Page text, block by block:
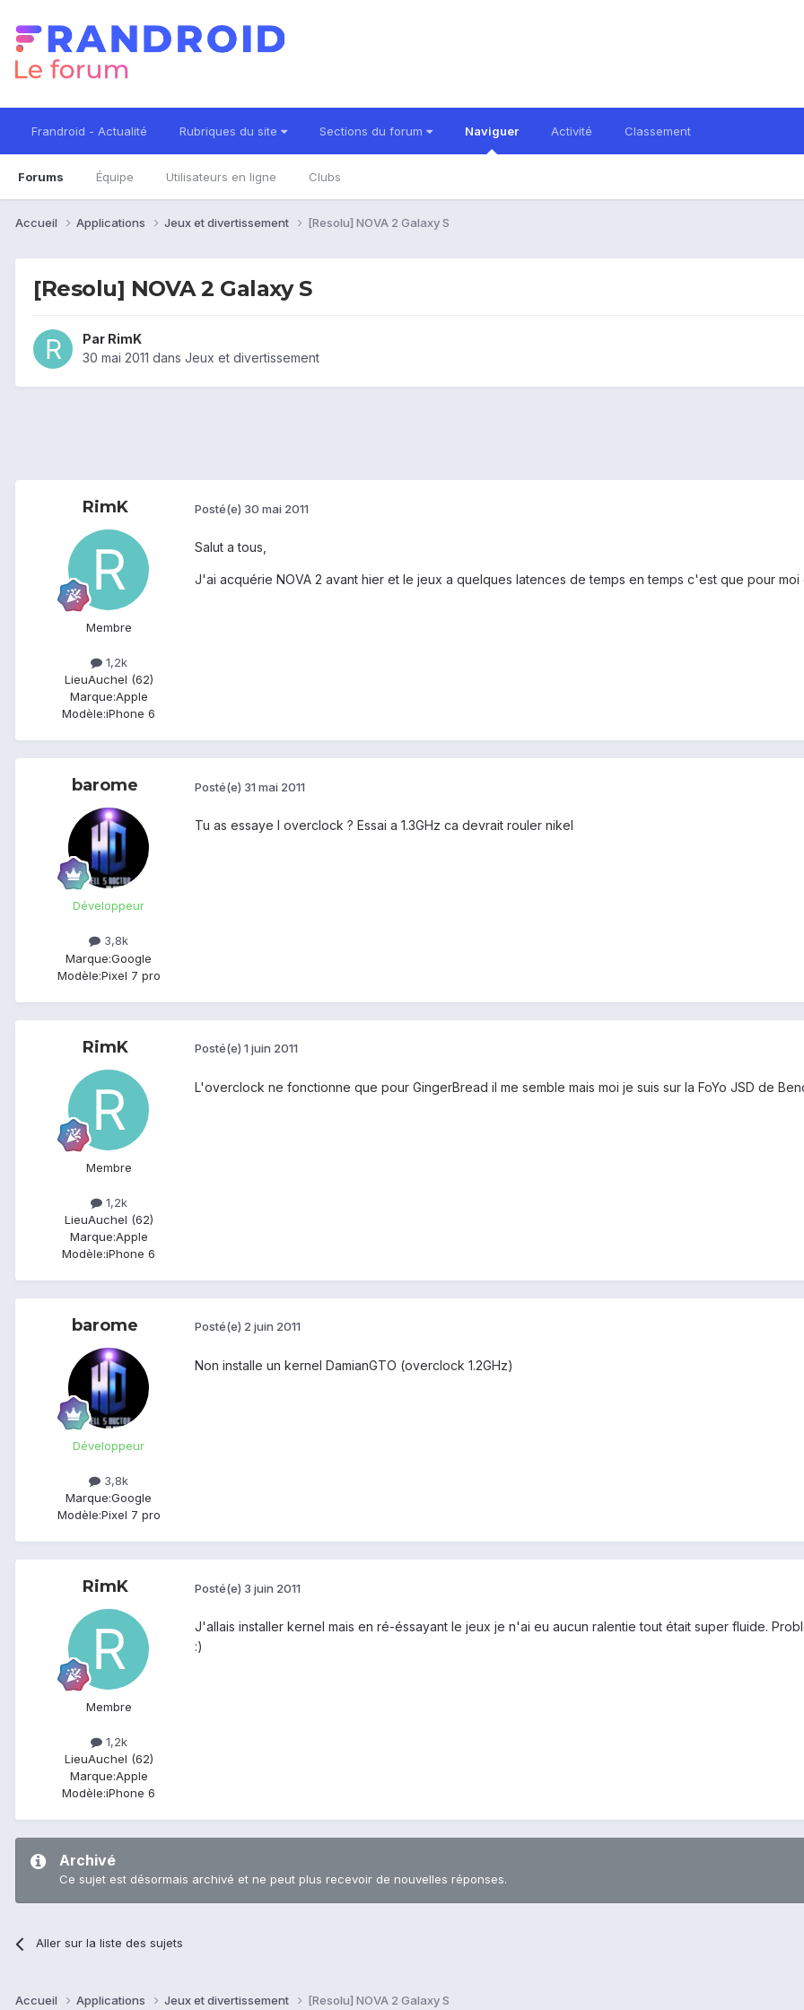
Frandroid - Actualité Rubriques du site Sections du forum Naviguer
Forums Équipe Utilisateurs en ligne Clubs
Activité Classement
Accueil Applications Jeux et divertissement [Resolu] NOVA 2 Galaxy S
[Resolu] NOVA 2 Galaxy S
Par RimK
30 mai 2011 dans Jeux et divertissement
RimK
Membre
1,2k
LieuAuchel (62)
Marque:Apple
Modèle:iPhone 6
Posté(e) 30 mai 2011
Salut a tous,
J'ai acquérie NOVA 2 avant hier et le jeux a quelques latences de temps en temps c'est que pour
barome
Développeur
3,8k
Marque:Google
Modèle:Pixel 7 pro
Posté(e) 31 mai 2011
Tu as essaye l overclock ? Essai a 1.3GHz ca devrait rouler nikel
RimK
Membre
1,2k
LieuAuchel (62)
Marque:Apple
Modèle:iPhone 6
Posté(e) 1 juin 2011
L'overclock ne fonctionne que pour GingerBread il me semble mais moi je suis sur la FoYo JSD de
barome
Développeur
3,8k
Marque:Google
Modèle:Pixel 7 pro
Posté(e) 2 juin 2011
Non installe un kernel DamianGTO (overclock 1.2GHz)
RimK
Membre
1,2k
LieuAuchel (62)
Marque:Apple
Modèle:iPhone 6
Posté(e) 3 juin 2011
J'allais installer kernel mais en ré-éssayant le jeux je n'ai eu aucun ralentie tout était super fluide.
:)
Archivé
Ce sujet est désormais archivé et ne peut plus recevoir de nouvelles réponses.
Aller sur la liste des sujets
Accueil Applications Jeux et divertissement [Resolu] NOVA 2 Galaxy S